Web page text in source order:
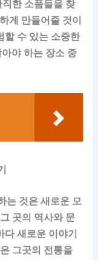
한 소품들을 찾
게 만들어줄 것이
할 수 있는 소중한
야 하는 장소 중
는 것은 새로운 모
곳의 역사와 문
다 새로운 이야기
그곳의 전통을